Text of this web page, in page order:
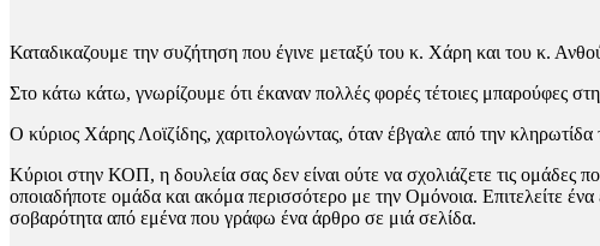
Καταδικαζουμε την συζήτηση που έγινε μεταξύ του κ. Χάρη και του κ.
Στο κάτω κάτω, γνωρίζουμε ότι έκαναν πολλές φορές τέτοιες μπαρούφες
Ο κύριος Χάρης Λοϊζίδης, χαριτολογώντας, όταν έβγαλε από την
Κύριοι στην ΚΟΠ, η δουλεία σας δεν είναι ούτε να σχολιάζετε τις ομάδες
οποιαδήποτε ομάδα και ακόμα περισσότερο με την Ομόνοια. Επιτελείτε
σοβαρότητα από εμένα που γράφω ένα άρθρο σε μιά σελίδα.